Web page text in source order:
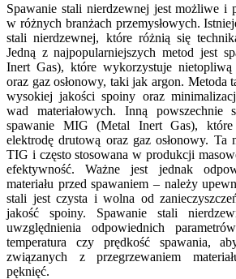
Spawanie stali nierdzewnej jest możliwe i
w różnych branżach przemysłowych.
stali nierdzewnej, które różnią się
Jedną z najpopularniejszych metod jest
Inert Gas), które wykorzystuje
oraz gaz osłonowy, taki jak argon. Metoda
wysokiej jakości spoiny oraz
wad materiałowych. Inną powszechnie
spawanie MIG (Metal Inert Gas),
elektrodę drutową oraz gaz osłonowy. Ta
TIG i często stosowana w produkcji
efektywność. Ważne jest jednak
materiału przed spawaniem – należy
stali jest czysta i wolna od
jakość spoiny. Spawanie stali
uwzględnienia odpowiednich
temperatura czy prędkość spawania,
związanych z przegrzewaniem
pęknięć.